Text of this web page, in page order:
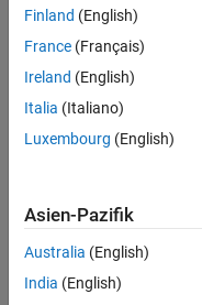
Finland (English)
France (Français)
Ireland (English)
Italia (Italiano)
Luxembourg (English)
Asien-Pazifik
Australia (English)
India (English)